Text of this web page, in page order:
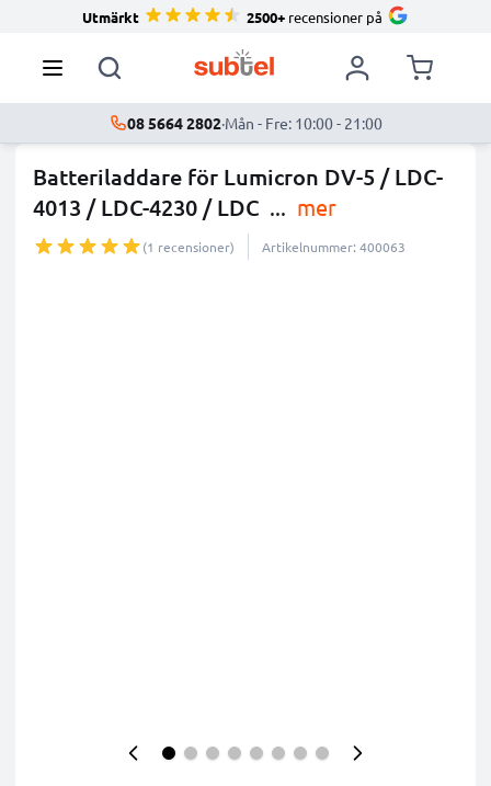
Utmärkt 2500+ recensioner på
08 5664 2802·Mån - Fre: 10:00 - 21:00
Batteriladdare för Lumicron DV-5 / LDC-
4013 / LDC-4230 / LDC ... mer
(1 recensioner) Artikelnummer: 400063